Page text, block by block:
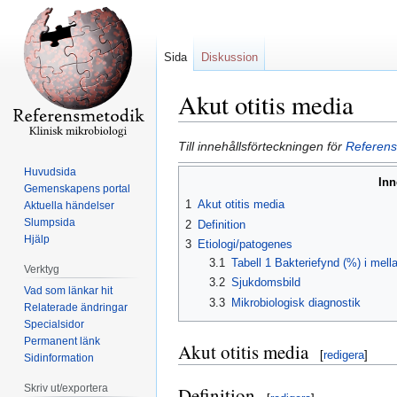
Akut otitis media
Hoppa
till
Hoppa
till
Till innehållsförteckningen för
1 Akut otitis media
2 Definition
3 Etiologi/patogenes
3.1
Tabell 1 Bakteriefynd (%) i
3.2 Sjukdomsbild
3.3 Mikrobiologisk diagnostik
Akut otitis media [redigera]
Sida Diskussion
Huvudsida
Gemenskapens portal
Aktuella händelser
Slumpsida
Hjälp
Verktyg
Vad som länkar hit
Relaterade ändringar
Specialsidor
Permanent länk
Sidinformation
Skriv ut/exportera